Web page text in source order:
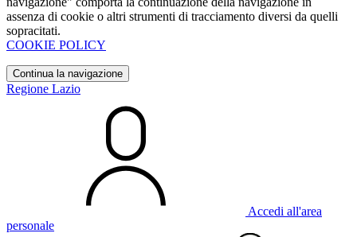
assenza di cookie o altri strumenti di tracciamento diversi da quelli
sopracitati.
COOKIE POLICY
Continua la navigazione
Regione Lazio
Accedi all'area
personale